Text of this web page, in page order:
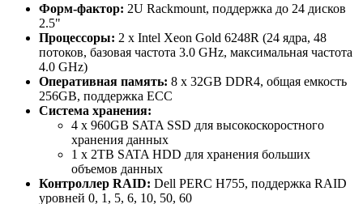
Форм-фактор: 2U Rackmount, поддержка до 24 дисков
2.5"
Процессоры: 2 x Intel Xeon Gold 6248R (24 ядра, 48
потоков, базовая частота 3.0 GHz, максимальная частота
4.0 GHz)
Оперативная память: 8 x 32GB DDR4, общая емкость
256GB, поддержка ECC
Система хранения:
4 x 960GB SATA SSD для высокоскоростного
хранения данных
1 x 2TB SATA HDD для хранения больших
объемов данных
Контроллер RAID: Dell PERC H755, поддержка RAID
уровней 0, 1, 5, 6, 10, 50, 60